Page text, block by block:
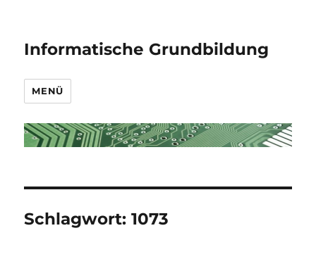
Informatische Grundbildung
MENÜ
Schlagwort:1073